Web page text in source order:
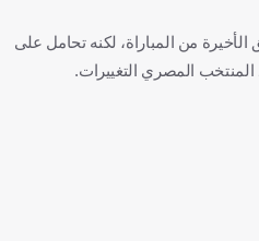
من المباراة، لكنه تحامل على
المنتخب المصري التغييرات.